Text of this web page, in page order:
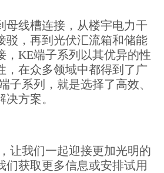
母线槽连接，从楼宇电力干
驳，再到光伏汇流箱和储能
，KE端子系列以其优异的性
，在众多领域中都得到了广
子系列，就是选择了高效、
方案。
让我们一起迎接更加光明的
们获取更多信息或安排试用